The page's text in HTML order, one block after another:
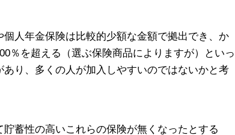
人年金保険は比較的少額な金額で拠出でき、か
％を超える（選ぶ保険商品によりますが）といっ
り、多くの人が加入しやすいのではないかと考
蓄性の高いこれらの保険が無くなったとする